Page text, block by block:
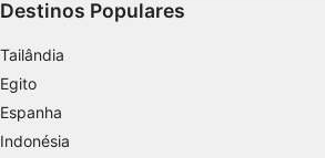
Destinos Populares
Tailândia
Egito
Espanha
Indonésia
Usar perfis para selecionar publicidade
personalizada
Usar perfis para selecionar conteúdo
personalizado